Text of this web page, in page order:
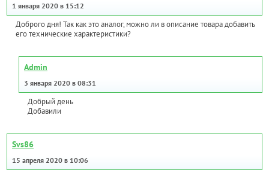
1 января 2020 в 15:12
Доброго дня! Так как это аналог, можно ли в описание товара добавить
его технические характеристики?
Admin
3 января 2020 в 08:31
Добрый день
Добавили
Svs86
15 апреля 2020 в 10:06